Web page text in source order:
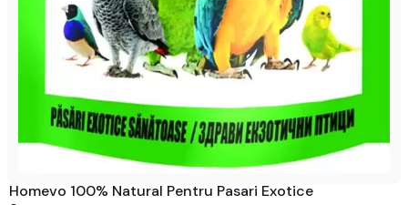
Homevo 100% Natural Pentru Pasari Exotice